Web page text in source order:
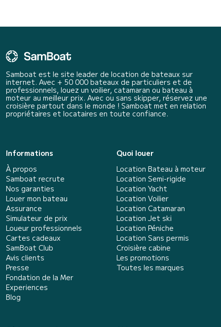
Samboat est le site leader de location de bateaux sur
internet. Avec + 50 000 bateaux de particuliers et de
professionnels, louez un voilier, catamaran ou bateau à
moteur au meilleur prix. Avec ou sans skipper, réservez une
croisière partout dans le monde ! Samboat met en relation
propriétaires et locataires en toute confiance.
Informations
À propos
Samboat recrute
Nos garanties
Louer mon bateau
Assurance
Simulateur de prix
Loueur professionnels
Cartes cadeaux
SamBoat Club
Avis clients
Presse
Fondation de la Mer
Experiences
Blog
Quoi louer
Location Bateau à moteur
Location Semi-rigide
Location Yacht
Location Voilier
Location Catamaran
Location Jet ski
Location Péniche
Location Sans permis
Croisière cabine
Les promotions
Toutes les marques